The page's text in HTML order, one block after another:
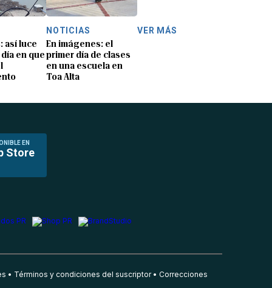
así luce
en que
NOTICIAS
En imágenes: el
primer día de clases
en una escuela en
Toa Alta
VER MÁS
EN
Store
Términos y condiciones del suscriptor Correcciones